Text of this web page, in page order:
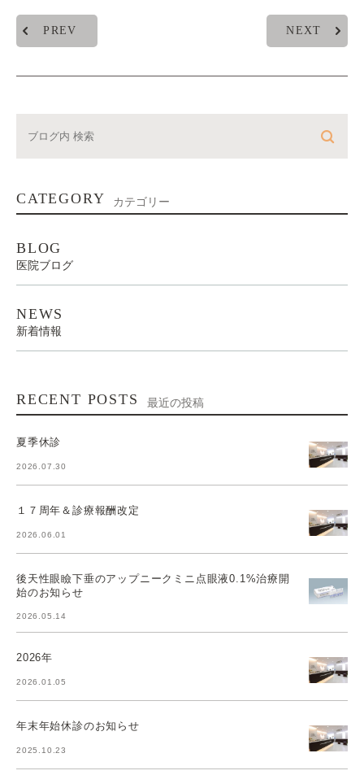
PREV NEXT
CATEGORY カテゴリー
BLOG
医院ブログ
NEWS
新着情報
RECENT POSTS 最近の投稿
夏季休診
2026.07.30
１７周年＆診療報酬改定
2026.06.01
後天性眼瞼下垂のアップニークミニ点眼液0.1%治療開
始のお知らせ
2026.05.14
2026年
2026.01.05
年末年始休診のお知らせ
2025.10.23